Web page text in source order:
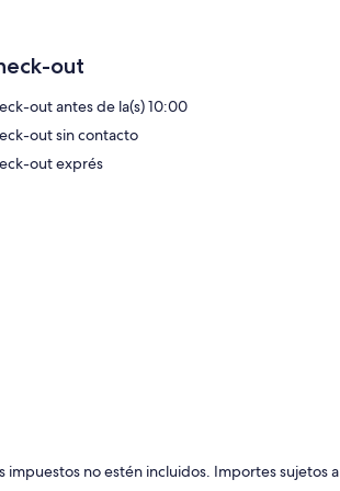
out
out antes de la(s) 10:00
out sin contacto
out exprés
no estén incluidos. Importes sujetos a